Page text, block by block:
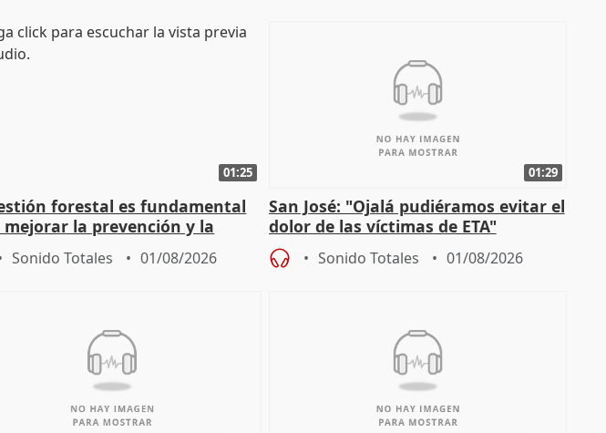
01:25
forestal es fundamental
mejorar la prevención y la
frente a incendios
Sonido Totales 01/08/2026
01:29
San José: "Ojalá pudiéramos evitar el
dolor de las víctimas de ETA"
Sonido Totales 01/08/2026